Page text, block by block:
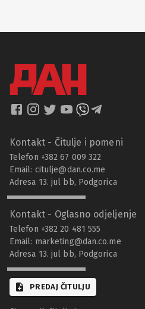
Kontakt - Čitulje i pomeni
Telefon +382 67 009 322
Email: citulje@dan.co.me
Adresa 13. jul bb, Podgorica
Kontakt - Oglasno odjeljenje
Telefon +382 20 481 555
Email: marketing@dan.co.me
Adresa 13. jul bb, Podgorica
PREDAJ ČITULJU